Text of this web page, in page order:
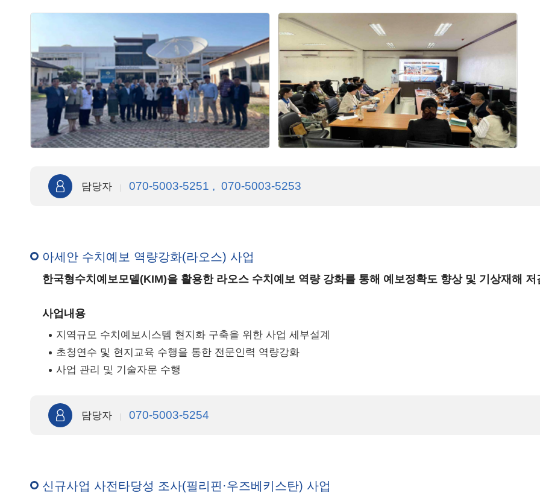
담당자 070-5003-5251 , 070-5003-5253
아세안 수치예보 역량강화(라오스) 사업
한국형수치예보모델(KIM)을 활용한 라오스 수치예보 역량 강화를 통해 예보정확도 향상 및 기상재해 저
사업내용
지역규모 수치예보시스템 현지화 구축을 위한 사업 세부설계
초청연수 및 현지교육 수행을 통한 전문인력 역량강화
사업 관리 및 기술자문 수행
담당자 070-5003-5254
신규사업 사전타당성 조사(필리핀·우즈베키스탄) 사업